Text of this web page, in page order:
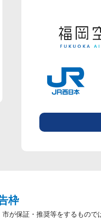
枠
が保証・推奨等をするもので